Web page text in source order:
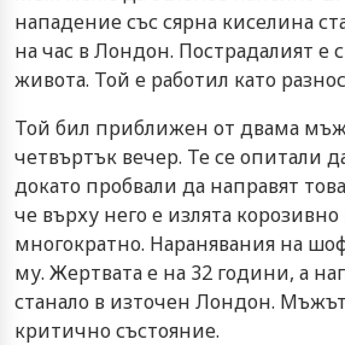
нападение със сярна киселина
на час в Лондон. Пострадалият е
живота. Той е работил като
Той бил приближен от двама
четвъртък вечер. Те се опитали
докато пробвали да направят
че върху него е излята
многократно. Наранявания на
му. Жертвата е на 32 години, а
станало в източен Лондон.
критично състояние.